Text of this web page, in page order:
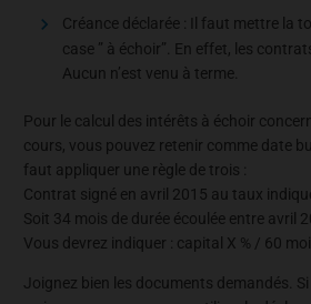
Créance déclarée : Il faut mettre la
case ” à échoir”. En effet, les
Aucun n’est venu à terme.
Pour le calcul des intérêts à échoir
cours, vous pouvez retenir comme date
faut appliquer une règle de trois :
Contrat signé en avril 2015 au taux
Soit 34 mois de durée écoulée entre avril
Vous devrez indiquer : capital X % / 60
Joignez bien les documents demandés. Si